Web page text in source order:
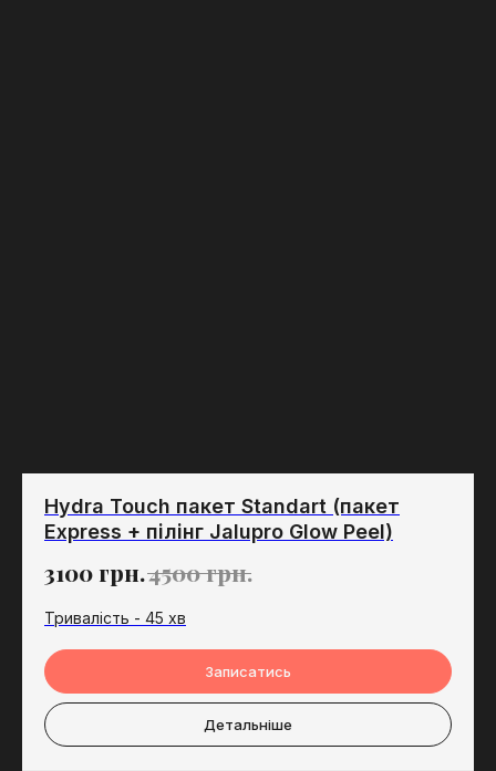
Hydra Touch пакет Standart (пакет
Express + пілінг Jalupro Glow Peel)
3100 грн.4500грн.
Тривалість - 45 хв
Записатись
Детальніше